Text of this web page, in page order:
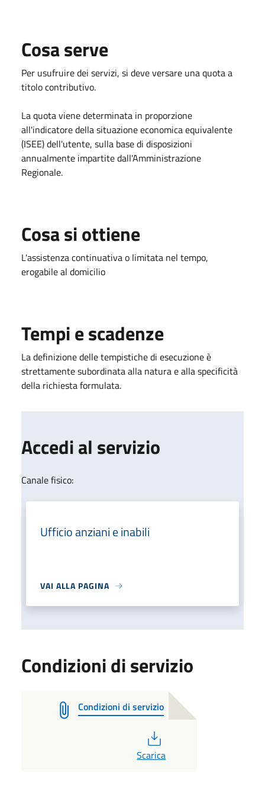
Cosa serve
Per usufruire dei servizi, si deve versare una quota a
titolo contributivo.
La quota viene determinata in proporzione
all'indicatore della situazione economica equivalente
(ISEE) dell'utente, sulla base di disposizioni
annualmente impartite dall'Amministrazione
Regionale.
Cosa si ottiene
L'assistenza continuativa o limitata nel tempo,
erogabile al domicilio
Tempi e scadenze
La definizione delle tempistiche di esecuzione è
strettamente subordinata alla natura e alla specificità
della richiesta formulata.
Accedi al servizio
Canale fisico:
Ufficio anziani e inabili
VAI ALLA PAGINA
Condizioni di servizio
Condizioni di servizio
Scarica